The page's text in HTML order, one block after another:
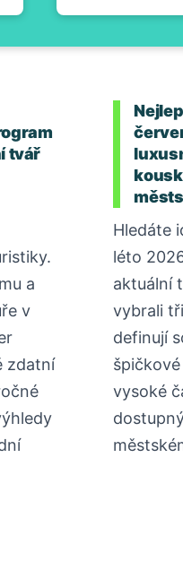
tvář
a
v
zdatní
Hledáte
léto
aktuální
vybrali
definují
vysoké